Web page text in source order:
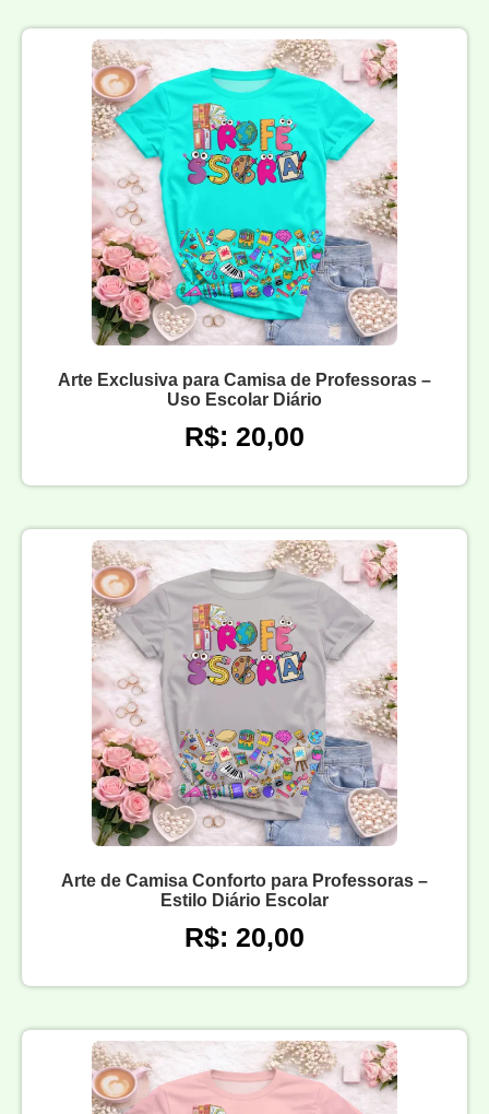
Arte Exclusiva para Camisa de Professoras –
Uso Escolar Diário
R$: 20,00
Arte de Camisa Conforto para Professoras –
Estilo Diário Escolar
R$: 20,00